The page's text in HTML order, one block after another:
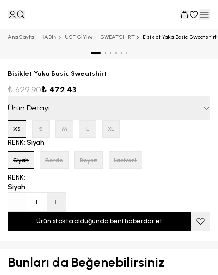
0
Ana Sayfa KADIN ÜST GİYİM SWEATSHIRT Bisiklet Yaka Basic Sweatshirt
Bisiklet Yaka Basic Sweatshirt
₺ 629.90₺ 472.43
Ürün Detayı
XS S M L XL
RENK: Siyah
Siyah Bordo Beyaz Lacivert
RENK:
Siyah
Ürün stokta olduğunda beni haberdar et
Bunları da Beğenebilirsiniz